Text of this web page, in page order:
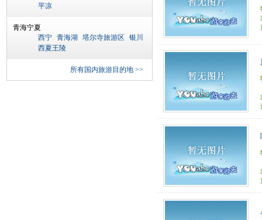
平凉
青海宁夏
西宁 青海湖 塔尔寺旅游区
银川
西夏王陵
所有国内旅游目的地 >>